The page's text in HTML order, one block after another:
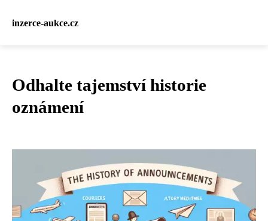
inzerce-aukce.cz
Odhalte tajemství historie
oznámení